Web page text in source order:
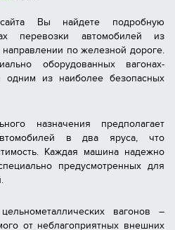
Вы найдете подробную
перевозки автомобилей из
по железной дороге.
оборудованных вагонах-
одним из наиболее безопасных
назначения предполагает
в два яруса, что
Каждая машина надежно
предусмотренных для
вагонов –
от неблагоприятных внешних